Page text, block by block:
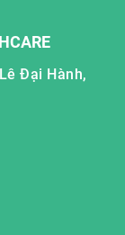
Đại Hành,